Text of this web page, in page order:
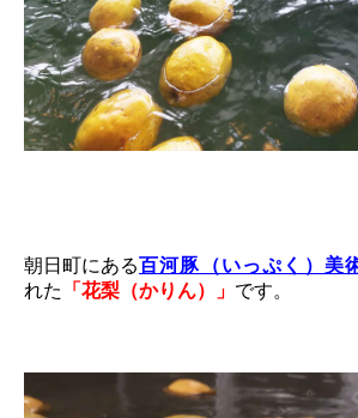
朝日町にある百河豚（いっぷく）美
れた 「花梨（かりん）」 です。